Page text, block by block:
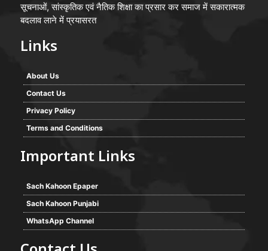
सूचनाओं, सांस्कृतिक एवं नैतिक शिक्षा का प्रसार कर समाज में सकारात्मक
बदलाव लाने में प्रयासरत
Links
About Us
Contact Us
Privacy Policy
Terms and Conditions
Important Links
Sach Kahoon Epaper
Sach Kahoon Punjabi
WhatsApp Channel